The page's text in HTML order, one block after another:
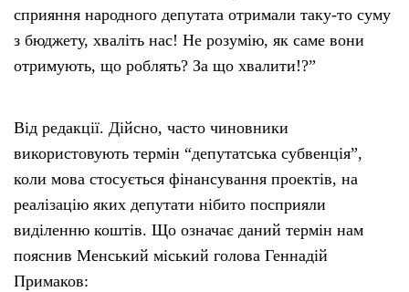
сприяння народного депутата отримали таку-то суму
з бюджету, хваліть нас! Не розумію, як саме вони
отримують, що роблять? За що хвалити!?”
Від редакції. Дійсно, часто чиновники
використовують термін “депутатська субвенція”,
коли мова стосується фінансування проектів, на
реалізацію яких депутати нібито посприяли
виділенню коштів. Що означає даний термін нам
пояснив Менський міський голова Геннадій
Примаков: